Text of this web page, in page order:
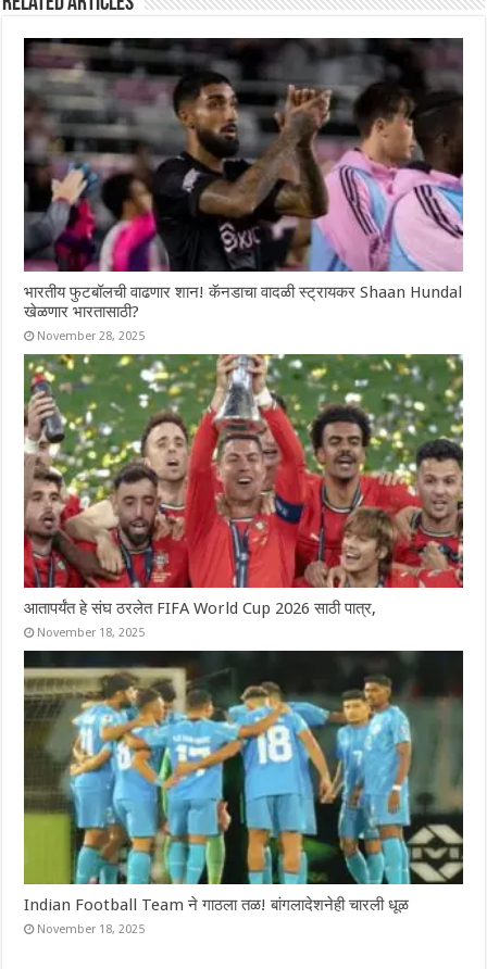
भारतीय फुटबॉलची वाढणार शान! कॅनडाचा वादळी स्ट्रायकर Shaan Hundal
खेळणार भारतासाठी?
November 28, 2025
आतापर्यंत हे संघ ठरलेत FIFA World Cup 2026 साठी पात्र,
November 18, 2025
Indian Football Team ने गाठला तळ! बांगलादेशनेही चारली धूळ
November 18, 2025